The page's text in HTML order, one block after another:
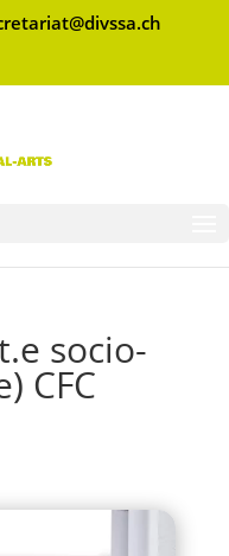
socio-
CFC